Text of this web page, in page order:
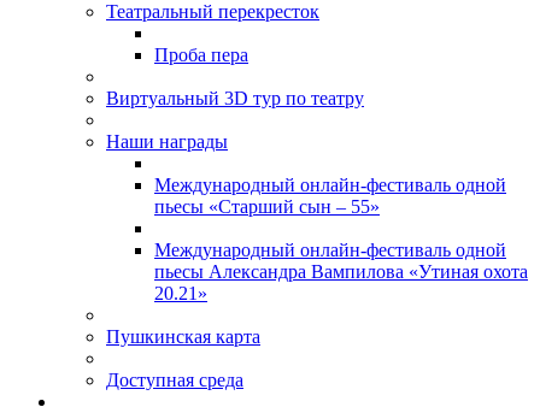
Театральный перекресток
Проба пера
Виртуальный 3D тур по театру
Наши награды
Международный онлайн-фестиваль одной
пьесы «Старший сын – 55»
Международный онлайн-фестиваль одной
пьесы Александра Вампилова «Утиная охота
20.21»
Пушкинская карта
Доступная среда